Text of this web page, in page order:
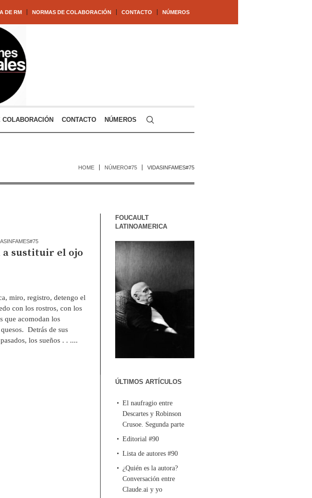
DE RM NORMAS DE COLABORACIÓN CONTACTO NÚMEROS
COLABORACIÓN CONTACTO NÚMEROS
HOME NÚMERO#75 VIDASINFAMES#75
a sustituir el ojo
miro, registro, detengo el
con los rostros, con los
que acomodan los
Detrás de sus
los sueños . . ....
FOUCAULT
LATINOAMERICA
ÚLTIMOS ARTÍCULOS
El naufragio entre
Descartes y Robinson
Crusoe. Segunda parte
Editorial #90
Lista de autores #90
¿Quién es la autora?
Conversación entre
Claude.ai y yo